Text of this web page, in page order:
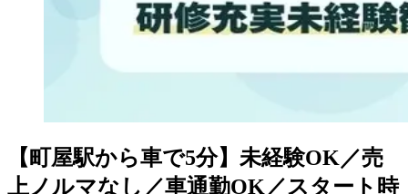
【町屋駅から車で5分】未経験OK／売
上ノルマなし／車通勤OK／スタート時